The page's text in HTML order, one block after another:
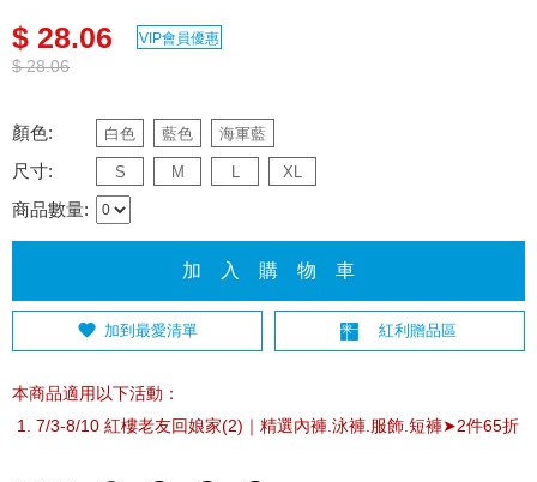
$ 28.06
$ 28.06
VIP會員優惠
顏色: 白色 藍色 海軍藍
尺寸: S M L XL
商品數量:
加 入 購 物 車
加到最愛清單 紅利贈品區
本商品適用以下活動：
7/3-8/10 紅樓老友回娘家(2)｜精選內褲.泳褲.服飾.短褲➤2件65折